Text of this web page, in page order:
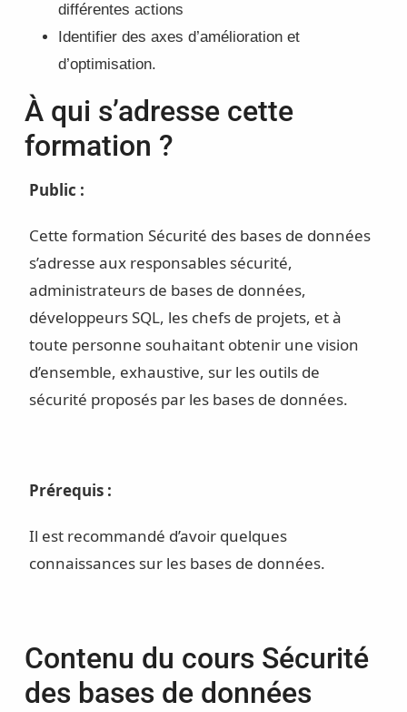
différentes actions
Identifier des axes d’amélioration et
d’optimisation.
À qui s’adresse cette
formation ?
Public :
Cette formation Sécurité des bases de données
s’adresse aux responsables sécurité,
administrateurs de bases de données,
développeurs SQL, les chefs de projets, et à
toute personne souhaitant obtenir une vision
d’ensemble, exhaustive, sur les outils de
sécurité proposés par les bases de données.
Prérequis :
Il est recommandé d’avoir quelques
connaissances sur les bases de données.
Contenu du cours Sécurité
des bases de données